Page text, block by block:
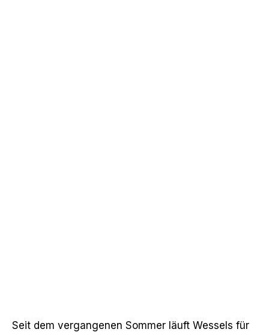
Seit dem vergangenen Sommer läuft Wessels für